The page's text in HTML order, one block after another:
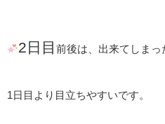
2日目 前後は 、出来てしま
1日目より目立ちやすいです。